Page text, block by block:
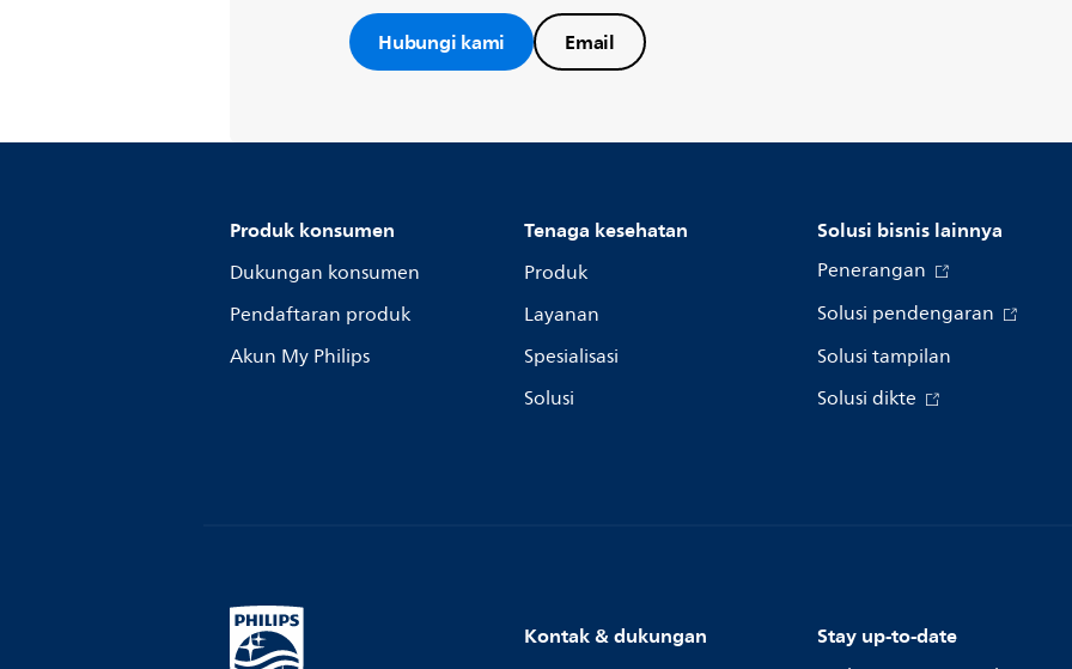
Hubungi kami Email
Produk konsumen
Dukungan konsumen
Pendaftaran produk
Akun My Philips
Tenaga kesehatan
Produk
Layanan
Spesialisasi
Solusi
Solusi bisnis lainnya
Penerangan
Solusi pendengaran
Solusi tampilan
Solusi dikte
Kontak & dukungan Stay up-to-date